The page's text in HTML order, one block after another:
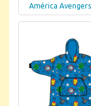
América